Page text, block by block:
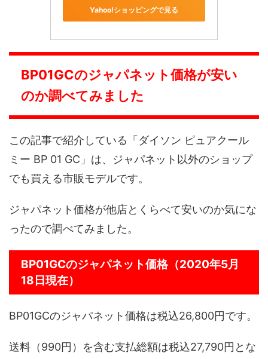
Yahoo!ショッピングで見る
BP01GCのジャパネット価格が安い
のか調べてみました
この記事で紹介している「ダイソン ピュアクール
ミー BP 01 GC」は、ジャパネット以外のショップ
でも買える市販モデルです。
ジャパネット価格が他店とくらべて安いのか気にな
ったので調べてみました。
BP01GCのジャパネット価格（2020年5月
18日現在）
BP01GCのジャパネット価格は税込26,800円です。
送料（990円）を含む支払総額は税込27,790円とな